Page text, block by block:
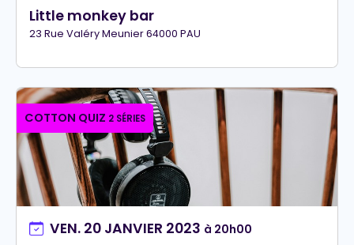
Little monkey bar
23 Rue Valéry Meunier 64000 PAU
COTTON QUIZ 2 SÉRIES
VEN. 20 JANVIER 2023 à 20h00